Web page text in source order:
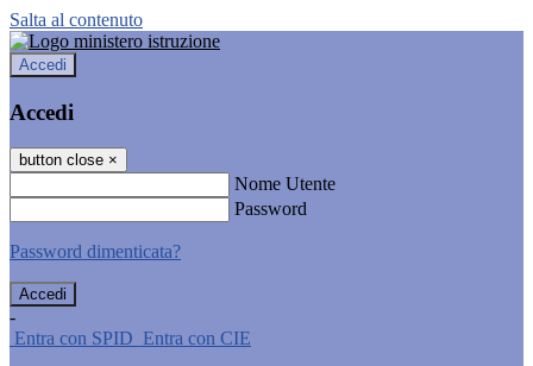
Salta al contenuto
Accedi
Accedi
button close ×
Nome Utente
Password
Password dimenticata?
-
Entra con SPID Entra con CIE